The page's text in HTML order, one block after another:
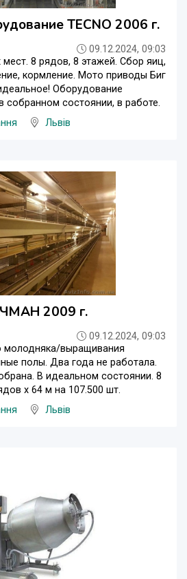
TECNO 2006 г.
09.12.2024, 09:03
8 рядов, 8 этажей. Сбор яиц,
кормление. Мото приводы Биг
Оборудование
собранном состоянии, в работе.
Львів
2009 г.
09.12.2024, 09:03
молодняка/выращивания
полы. Два года не работала.
В идеальном состоянии. 8
x 64 м на 107.500 шт.
Львів